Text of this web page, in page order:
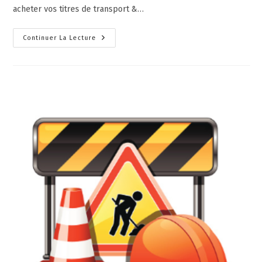
acheter vos titres de transport &…
Continuer La Lecture